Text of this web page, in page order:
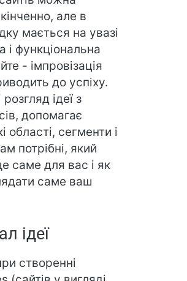
але в
мається на увазі
і функціональна
- імпровізація
до успіху.
ідеї з
допомагає
області, сегменти і
потрібні, який
саме для вас і як
саме ваш
ідеї
створенні